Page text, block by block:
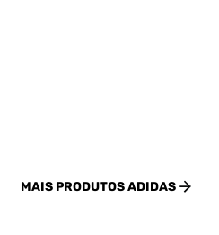
MAIS PRODUTOSADIDAS